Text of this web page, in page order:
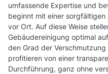
umfassende Expertise und
beginnt mit einer
vor Ort. Auf diese Weise
Gebäudereinigung optimal
den Grad der
profitieren von einer
Durchführung, ganz ohne